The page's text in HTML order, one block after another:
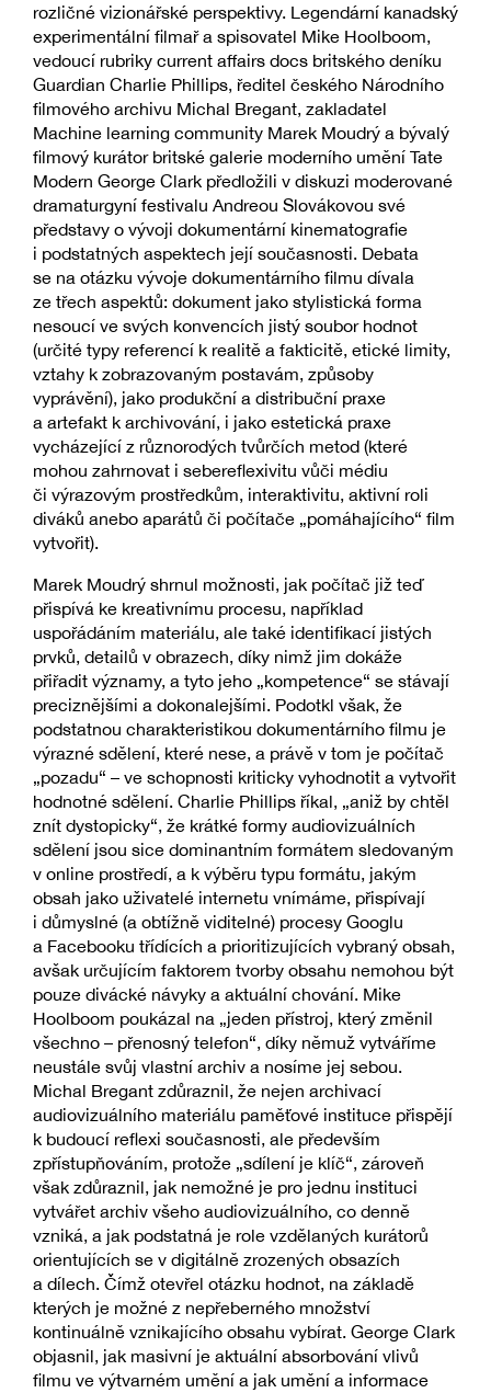
rozličné vizionářské perspektivy. Legendární kanadský
experimentální filmař a spisovatel Mike Hoolboom,
vedoucí rubriky current affairs docs britského deníku
Guardian Charlie Phillips, ředitel českého Národního
filmového archivu Michal Bregant, zakladatel
Machine learning community Marek Moudrý a bývalý
filmový kurátor britské galerie moderního umění Tate
Modern George Clark předložili v diskuzi moderované
dramaturgyní festivalu Andreou Slovákovou své
představy o vývoji dokumentární kinematografie
i podstatných aspektech její současnosti. Debata
se na otázku vývoje dokumentárního filmu dívala
ze třech aspektů: dokument jako stylistická forma
nesoucí ve svých konvencích jistý soubor hodnot
(určité typy referencí k realitě a fakticitě, etické limity,
vztahy k zobrazovaným postavám, způsoby
vyprávění), jako produkční a distribuční praxe
a artefakt k archivování, i jako estetická praxe
vycházející z různorodých tvůrčích metod (které
mohou zahrnovat i sebereflexivitu vůči médiu
či výrazovým prostředkům, interaktivitu, aktivní roli
diváků anebo aparátů či počítače „pomáhajícího“ film
vytvořit).
Marek Moudrý shrnul možnosti, jak počítač již teď
přispívá ke kreativnímu procesu, například
uspořádáním materiálu, ale také identifikací jistých
prvků, detailů v obrazech, díky nimž jim dokáže
přiřadit významy, a tyto jeho „kompetence“ se stávají
preciznějšími a dokonalejšími. Podotkl však, že
podstatnou charakteristikou dokumentárního filmu je
výrazné sdělení, které nese, a právě v tom je počítač
„pozadu“ – ve schopnosti kriticky vyhodnotit a vytvořit
hodnotné sdělení. Charlie Phillips říkal, „aniž by chtěl
znít dystopicky“, že krátké formy audiovizuálních
sdělení jsou sice dominantním formátem sledovaným
v online prostředí, a k výběru typu formátu, jakým
obsah jako uživatelé internetu vnímáme, přispívají
i důmyslné (a obtížně viditelné) procesy Googlu
a Facebooku třídících a prioritizujících vybraný obsah,
avšak určujícím faktorem tvorby obsahu nemohou být
pouze divácké návyky a aktuální chování. Mike
Hoolboom poukázal na „jeden přístroj, který změnil
všechno – přenosný telefon“, díky němuž vytváříme
neustále svůj vlastní archiv a nosíme jej sebou.
Michal Bregant zdůraznil, že nejen archivací
audiovizuálního materiálu paměťové instituce přispějí
k budoucí reflexi současnosti, ale především
zpřístupňováním, protože „sdílení je klíč“, zároveň
však zdůraznil, jak nemožné je pro jednu instituci
vytvářet archiv všeho audiovizuálního, co denně
vzniká, a jak podstatná je role vzdělaných kurátorů
orientujících se v digitálně zrozených obsazích
a dílech. Čímž otevřel otázku hodnot, na základě
kterých je možné z nepřeberného množství
kontinuálně vznikajícího obsahu vybírat. George Clark
objasnil, jak masivní je aktuální absorbování vlivů
filmu ve výtvarném umění a jak umění a informace